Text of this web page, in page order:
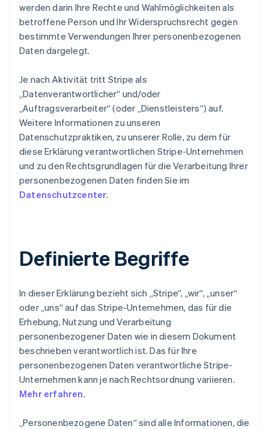
werden darin Ihre Rechte und Wahlmöglichkeiten als
betroffene Person und Ihr Widerspruchsrecht gegen
bestimmte Verwendungen Ihrer personenbezogenen
Daten dargelegt.
Je nach Aktivität tritt Stripe als
„Datenverantwortlicher“ und/oder
„Auftragsverarbeiter“ (oder „Dienstleisters“) auf.
Weitere Informationen zu unseren
Datenschutzpraktiken, zu unserer Rolle, zu dem für
diese Erklärung verantwortlichen Stripe-Unternehmen
und zu den Rechtsgrundlagen für die Verarbeitung Ihrer
personenbezogenen Daten finden Sie im
Datenschutzcenter.
Definierte Begriffe
In dieser Erklärung bezieht sich „Stripe“, „wir“, „unser“
oder „uns“ auf das Stripe-Unternehmen, das für die
Erhebung, Nutzung und Verarbeitung
personenbezogener Daten wie in diesem Dokument
beschrieben verantwortlich ist. Das für Ihre
personenbezogenen Daten verantwortliche Stripe-
Unternehmen kann je nach Rechtsordnung variieren.
Mehr erfahren.
„Personenbezogene Daten“ sind alle Informationen, die